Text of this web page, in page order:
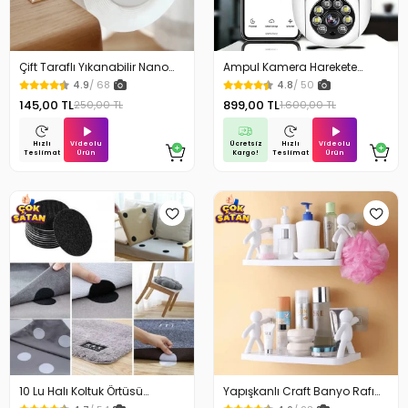
Çift Taraflı Yıkanabilir Nano
Teknoloji Bant 3 mt
4.9/ 68
145,00 TL250,00 TL
Hızlı
Teslimat
Videolu
Ürün
Ampul Kamera Harekete
Duyarlı Gece Görüşlü
4.8/ 50
899,00 TL1.600,00 TL
Ücretsiz
Kargo!
Hızlı
Teslimat
Videolu
Ürün
10 Lu Halı Koltuk Örtüsü
Yapışkanlı Craft Banyo Rafı